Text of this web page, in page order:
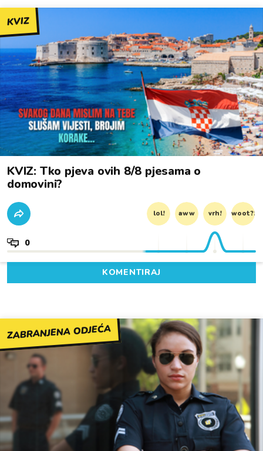
KVIZ
KVIZ: Tko pjeva ovih 8/8 pjesama o
domovini?
lol! aww vrh! woot?!
0
KOMENTIRAJ
ZABRANJENA ODJEĆA